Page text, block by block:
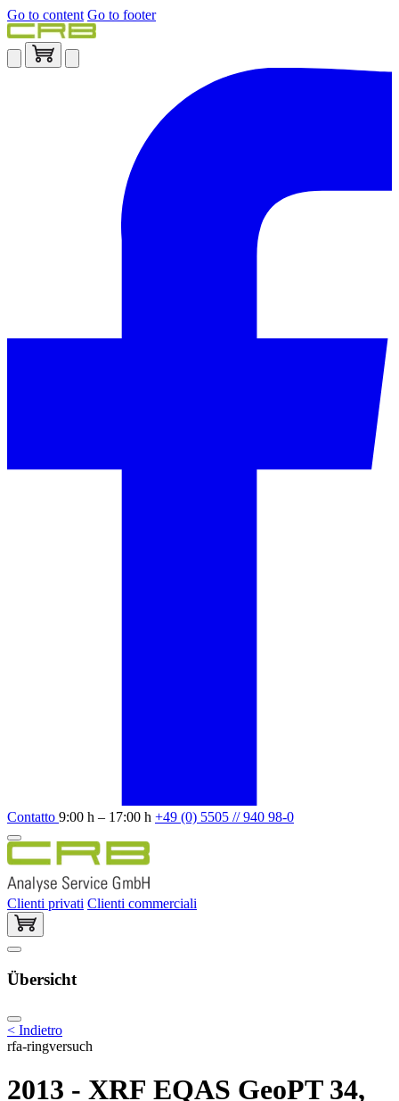
Go to content Go to footer
Contatto 9:00 h – 17:00 h +49 (0) 5505 // 940 98-0
Clienti privati Clienti commerciali
Übersicht
< Indietro
rfa-ringversuch
2013 - XRF EQAS GeoPT 34,